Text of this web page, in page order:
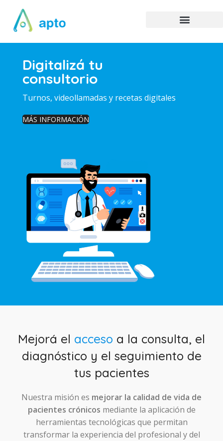
Digitalizá tu
consultorio
Turnos, videollamadas y recetas digitales
MÁS INFORMACIÓN
Mejorá el acceso a la consulta, el
diagnóstico y el seguimiento de
tus pacientes
Nuestra misión es mejorar la calidad de vida de
pacientes crónicos mediante la aplicación de
herramientas tecnológicas que permitan
transformar la experiencia del profesional y del